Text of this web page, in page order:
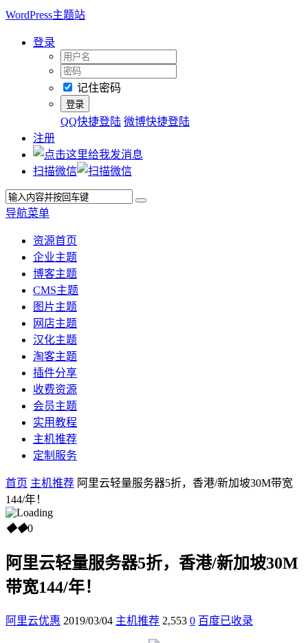
WordPress主题站
登录
记住密码
QQ快捷登陆 微博快捷登陆
注册
扫描微信
导航菜单
资源首页
企业主题
博客主题
CMS主题
图片主题
网店主题
汉化主题
淘客主题
插件分享
收费资源
会员主题
实用教程
主机推荐
定制服务
首页 主机推荐 阿里云轻量服务器5折，香港/新加坡30M带宽
144/年！
◆◆0
阿里云轻量服务器5折，香港/新加坡30M
带宽144/年！
阿里云优惠 2019/03/04 主机推荐 2,553 0 百度已收录